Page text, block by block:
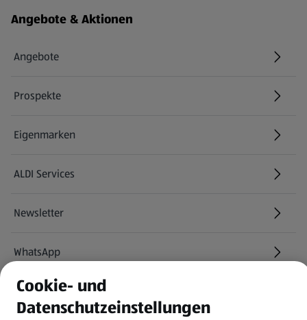
Fußzeilenmenü - weitere Links
Angebote & Aktionen
Angebote
Prospekte
Eigenmarken
ALDI Services
Newsletter
WhatsApp
Über ALDI SÜD
Cookie- und
Datenschutzeinstellungen